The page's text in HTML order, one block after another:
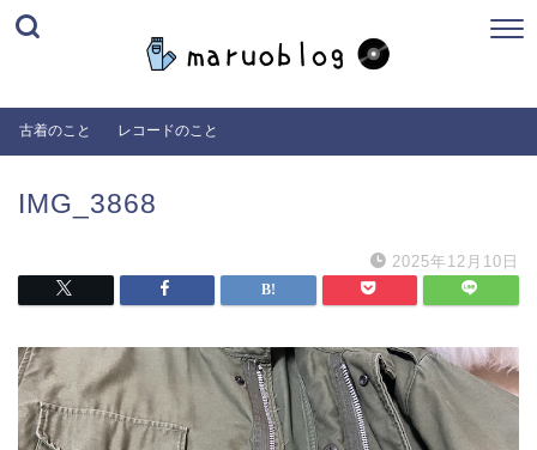
古着のこと レコードのこと
IMG_3868
2025年12月10日